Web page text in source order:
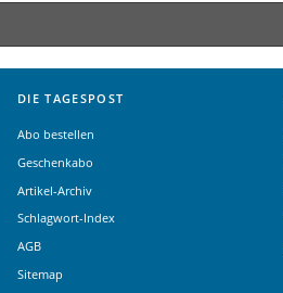
DIE TAGESPOST
Abo bestellen
Geschenkabo
Artikel-Archiv
Schlagwort-Index
AGB
Sitemap